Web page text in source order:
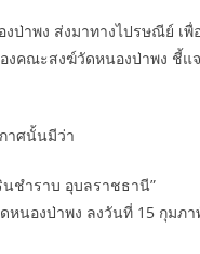
ป่าพง ส่งมาทางไปรษณีย์ เพื่
คณะสงฆ์วัดหนองป่าพง ชี้แจ
าศนั้นมีว่า
นชำราบ อุบลราชธานี”
นองป่าพง ลงวันที่ 15 กุมภ